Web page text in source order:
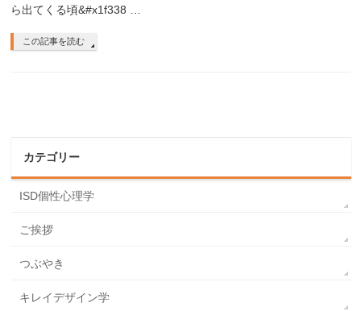
ら出てくる頃&#x1f338 …
この記事を読む
カテゴリー
ISD個性心理学
ご挨拶
つぶやき
キレイデザイン学